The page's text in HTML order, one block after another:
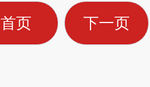
首页 下一页